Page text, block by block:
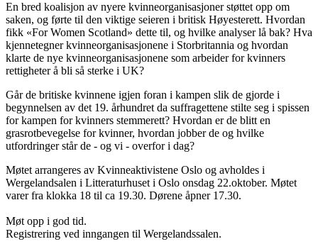
En bred koalisjon av nyere kvinneorganisasjoner støttet opp om
saken, og førte til den viktige seieren i britisk Høyesterett. Hvordan
fikk «For Women Scotland» dette til, og hvilke analyser lå bak? Hva
kjennetegner kvinneorganisasjonene i Storbritannia og hvordan
klarte de nye kvinneorganisasjonene som arbeider for kvinners
rettigheter å bli så sterke i UK?
Går de britiske kvinnene igjen foran i kampen slik de gjorde i
begynnelsen av det 19. århundret da suffragettene stilte seg i spissen
for kampen for kvinners stemmerett? Hvordan er de blitt en
grasrotbevegelse for kvinner, hvordan jobber de og hvilke
utfordringer står de - og vi - overfor i dag?
Møtet arrangeres av Kvinneaktivistene Oslo og avholdes i
Wergelandsalen i Litteraturhuset i Oslo onsdag 22.oktober. Møtet
varer fra klokka 18 til ca 19.30. Dørene åpner 17.30.
Møt opp i god tid.
Registrering ved inngangen til Wergelandssalen.